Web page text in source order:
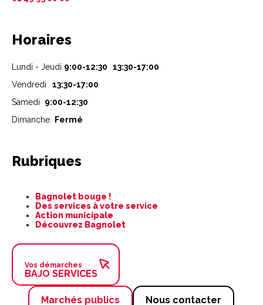
Horaires
Lundi - Jeudi 9:00-12:30 13:30-17:00
Vendredi
13:30-17:00
Samedi 9:00-12:30
Dimanche
Fermé
Rubriques
contenu
Bagnolet bouge !
Des services à votre service
Action municipale
Découvrez Bagnolet
Vos démarches
BAJO SERVICES
Marchés publics Nous contacter